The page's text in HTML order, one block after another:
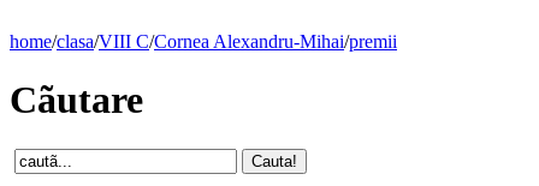
home/clasa/VIII C/Cornea Alexandru-Mihai/premii
Cãutare